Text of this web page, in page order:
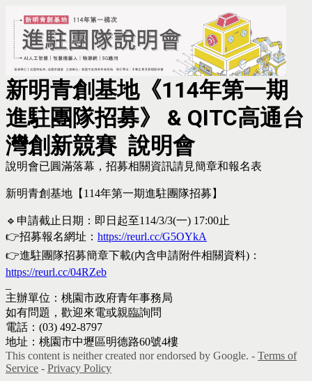
新明青創基地《114年第一期
進駐團隊招募》
& QITC高通台
灣創新競賽 說明會
說明會已圓滿落幕，招募相關資訊請見簡章和報名表
新明青創基地【114年第一期進駐團隊招募】
🔹申請截止日期：即日起至114/3/3(一) 17:00止
👉招募報名網址： https://reurl.cc/G5OYkA
👉進駐團隊招募簡章下載(內含申請附件相關資料)：
https://reurl.cc/04RZeb
主辦單位：桃園市政府青年事務局
如有問題，歡迎來電或親臨詢問
電話：(03) 492-8797
地址：桃園市中壢區明德路60號4樓
This content is neither created nor endorsed by Google. - Terms of
Service - Privacy Policy